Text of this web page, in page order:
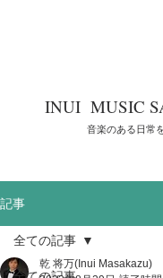
​INUI MUSIC
音楽のある日常
記事
全ての記事
乾 将万(Inui Masakazu)